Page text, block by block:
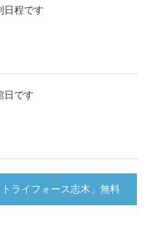
日程です
日です
ライフォース志木」無料